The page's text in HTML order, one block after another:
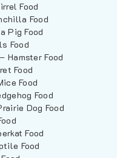
Food
Food
Pig Food
Food
Hamster Food
Food
Food
Food
Dog Food
Food
Food